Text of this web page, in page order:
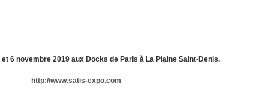
6 novembre 2019 aux Docks de Paris à La Plaine Saint-Denis.
http://www.satis-expo.com